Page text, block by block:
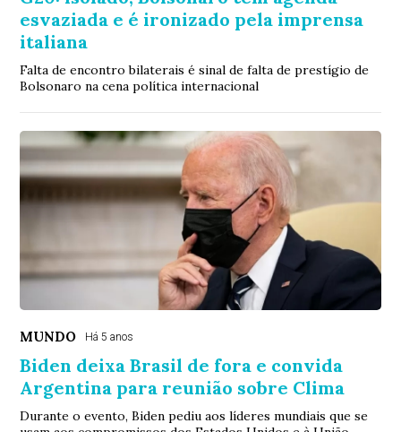
esvaziada e é ironizado pela imprensa
italiana
Falta de encontro bilaterais é sinal de falta de prestígio de
Bolsonaro na cena política internacional
MUNDO Há 5 anos
Biden deixa Brasil de fora e convida
Argentina para reunião sobre Clima
Durante o evento, Biden pediu aos líderes mundiais que se